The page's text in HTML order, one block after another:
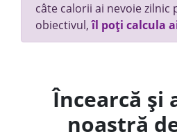
câte calorii ai nevoie zilnic
obiectivul,îl poți calcula
Încearcă și
noastră